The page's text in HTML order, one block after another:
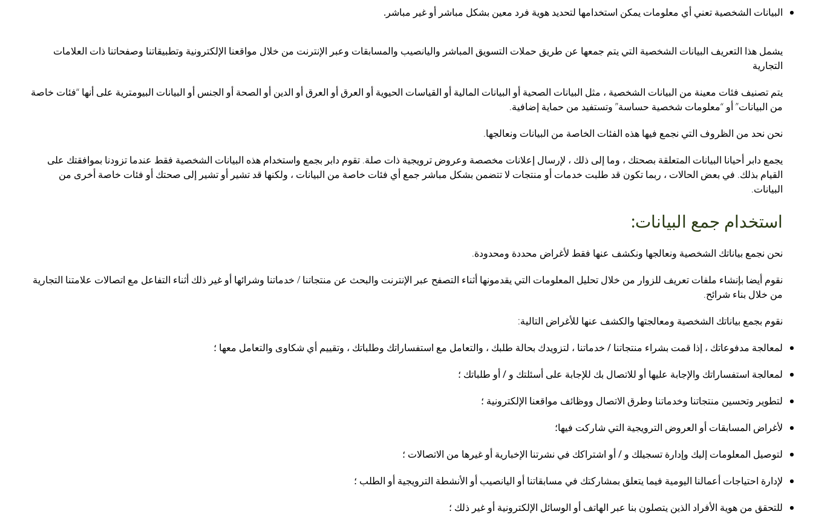
البيانات الشخصية تعني أي معلومات يمكن استخدامها لتحديد هوية فرد معين بشكل مباشر أو غير مباشر.
يشمل هذا التعريف البيانات الشخصية التي يتم جمعها عن طريق حملات التسويق المباشر واليانصيب والمسابقات وعبر الإنترنت من خلال مواقعنا الإلكترونية وتطبيقاتنا وصفحاتنا ذات العلامات
التجارية
يتم تصنيف فئات معينة من البيانات الشخصية ، مثل البيانات الصحية أو البيانات المالية أو القياسات الحيوية أو العرق أو العرق أو الدين أو الصحة أو الجنس أو البيانات البيومترية على أنها “فئات خاصة
من البيانات” أو “معلومات شخصية حساسة” وتستفيد من حماية إضافية.
نحن نحد من الظروف التي نجمع فيها هذه الفئات الخاصة من البيانات ونعالجها.
يجمع دابر أحيانا البيانات المتعلقة بصحتك ، وما إلى ذلك ، لإرسال إعلانات مخصصة وعروض ترويجية ذات صلة. تقوم دابر بجمع واستخدام هذه البيانات الشخصية فقط عندما تزودنا بموافقتك على
القيام بذلك. في بعض الحالات ، ربما تكون قد طلبت خدمات أو منتجات لا تتضمن بشكل مباشر جمع أي فئات خاصة من البيانات ، ولكنها قد تشير أو تشير إلى صحتك أو فئات خاصة أخرى من
البيانات.
استخدام جمع البيانات:
نحن نجمع بياناتك الشخصية ونعالجها ونكشف عنها فقط لأغراض محددة ومحدودة.
نقوم أيضا بإنشاء ملفات تعريف للزوار من خلال تحليل المعلومات التي يقدمونها أثناء التصفح عبر الإنترنت والبحث عن منتجاتنا / خدماتنا وشرائها أو غير ذلك أثناء التفاعل مع اتصالات علامتنا التجارية
من خلال بناء شرائح.
نقوم بجمع بياناتك الشخصية ومعالجتها والكشف عنها للأغراض التالية:
لمعالجة مدفوعاتك ، إذا قمت بشراء منتجاتنا / خدماتنا ، لتزويدك بحالة طلبك ، والتعامل مع استفساراتك وطلباتك ، وتقييم أي شكاوى والتعامل معها ؛
لمعالجة استفساراتك والإجابة عليها أو للاتصال بك للإجابة على أسئلتك و / أو طلباتك ؛
لتطوير وتحسين منتجاتنا وخدماتنا وطرق الاتصال ووظائف مواقعنا الإلكترونية ؛
لأغراض المسابقات أو العروض الترويجية التي شاركت فيها؛
لتوصيل المعلومات إليك وإدارة تسجيلك و / أو اشتراكك في نشرتنا الإخبارية أو غيرها من الاتصالات ؛
لإدارة احتياجات أعمالنا اليومية فيما يتعلق بمشاركتك في مسابقاتنا أو اليانصيب أو الأنشطة الترويجية أو الطلب ؛
للتحقق من هوية الأفراد الذين يتصلون بنا عبر الهاتف أو الوسائل الإلكترونية أو غير ذلك ؛